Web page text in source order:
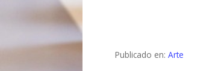
Publicado en:Arte